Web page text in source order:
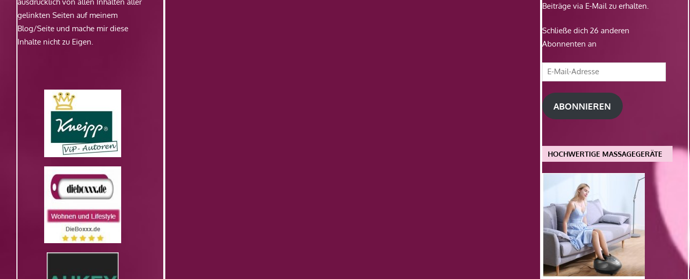
gelinkten Seiten auf meinem
Blog/Seite und mache mir diese
Inhalte nicht zu Eigen.
Beiträge via E-Mail zu erhalten.
Schließe dich 26 anderen
Abonnenten an
E-
Mail-
Adresse
ABONNIEREN
HOCHWERTIGE MASSAGEGERÄTE